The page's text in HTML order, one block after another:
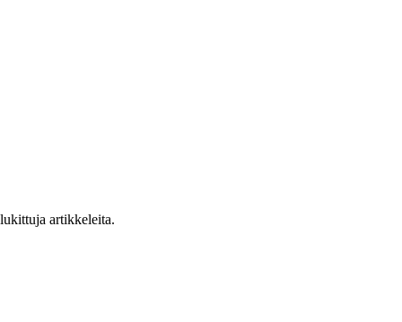
artikkeleita.